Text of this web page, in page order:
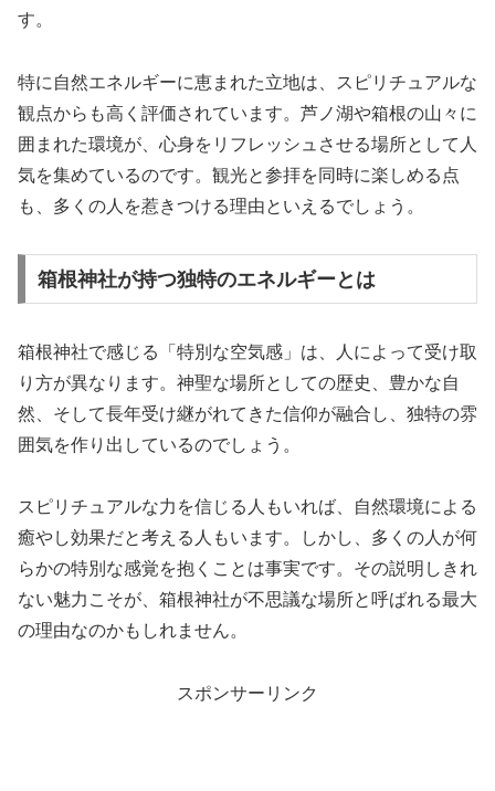
す。
特に自然エネルギーに恵まれた立地は、スピリチュアルな
観点からも高く評価されています。芦ノ湖や箱根の山々に
囲まれた環境が、心身をリフレッシュさせる場所として人
気を集めているのです。観光と参拝を同時に楽しめる点
も、多くの人を惹きつける理由といえるでしょう。
箱根神社が持つ独特のエネルギーとは
箱根神社で感じる「特別な空気感」は、人によって受け取
り方が異なります。神聖な場所としての歴史、豊かな自
然、そして長年受け継がれてきた信仰が融合し、独特の雰
囲気を作り出しているのでしょう。
スピリチュアルな力を信じる人もいれば、自然環境による
癒やし効果だと考える人もいます。しかし、多くの人が何
らかの特別な感覚を抱くことは事実です。その説明しきれ
ない魅力こそが、箱根神社が不思議な場所と呼ばれる最大
の理由なのかもしれません。
スポンサーリンク